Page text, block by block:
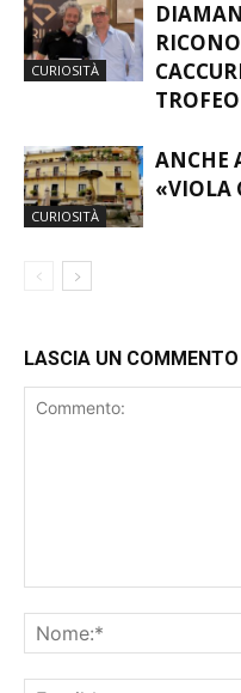
CURIOSITÀ
CURIOSITÀ
ANCHE
«VIOLA
LASCIA UN COMMENTO